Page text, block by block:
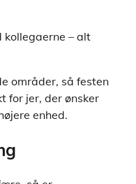
kollegaerne – alt
områder, så festen
for jer, der ønsker
enhed.